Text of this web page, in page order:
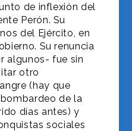
de inflexión del
Perón. Su
del Ejército, en
Su renuncia
algunos- fue sin
otro
(hay que
de la
días antes) y
sociales